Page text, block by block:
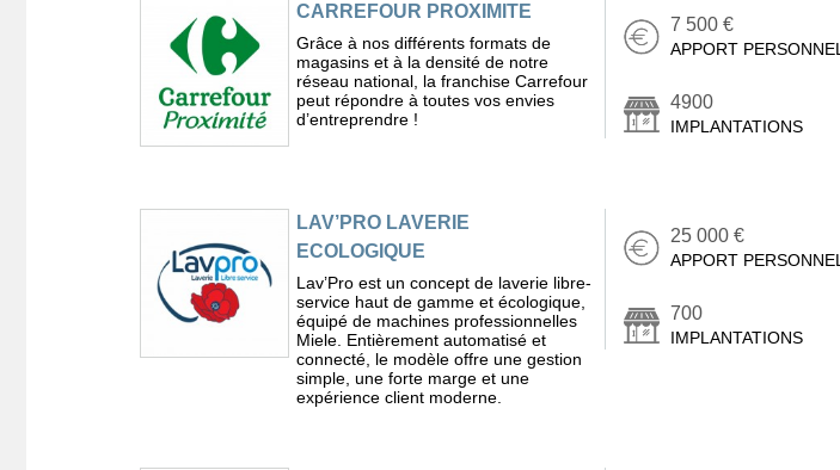
CARREFOUR PROXIMITE
Grâce à nos différents formats de
magasins et à la densité de notre
réseau national, la franchise Carrefour
peut répondre à toutes vos envies
d’entreprendre !
7 500 €
APPORT PERSONNEL
4900
IMPLANTATIONS
LAV’PRO LAVERIE
ECOLOGIQUE
Lav’Pro est un concept de laverie libre-
service haut de gamme et écologique,
équipé de machines professionnelles
Miele. Entièrement automatisé et
connecté, le modèle offre une gestion
simple, une forte marge et une
expérience client moderne.
25 000 €
APPORT PERSONNEL
700
IMPLANTATIONS